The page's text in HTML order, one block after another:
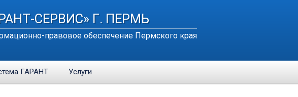
СЕРВИС» Г. ПЕРМЬ
правовое обеспечение Пермского края
ГАРАНТ Услуги